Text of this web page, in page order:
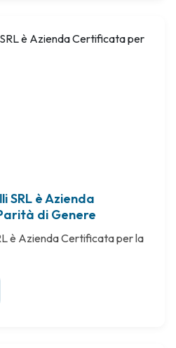
SRL è Azienda
di Genere
è Azienda Certificata per la